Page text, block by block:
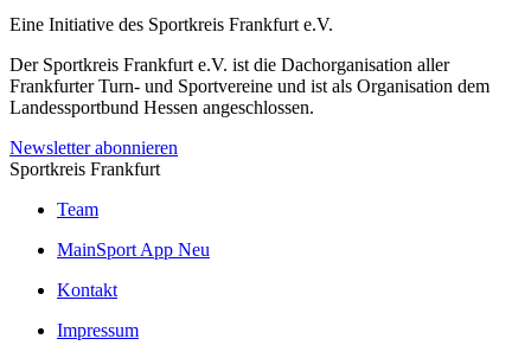
Eine Initiative des Sportkreis Frankfurt e.V.
Der Sportkreis Frankfurt e.V. ist die Dachorganisation aller
Frankfurter Turn- und Sportvereine und ist als Organisation dem
Landessportbund Hessen angeschlossen.
Newsletter abonnieren
Sportkreis Frankfurt
Team
MainSport App Neu
Kontakt
Impressum